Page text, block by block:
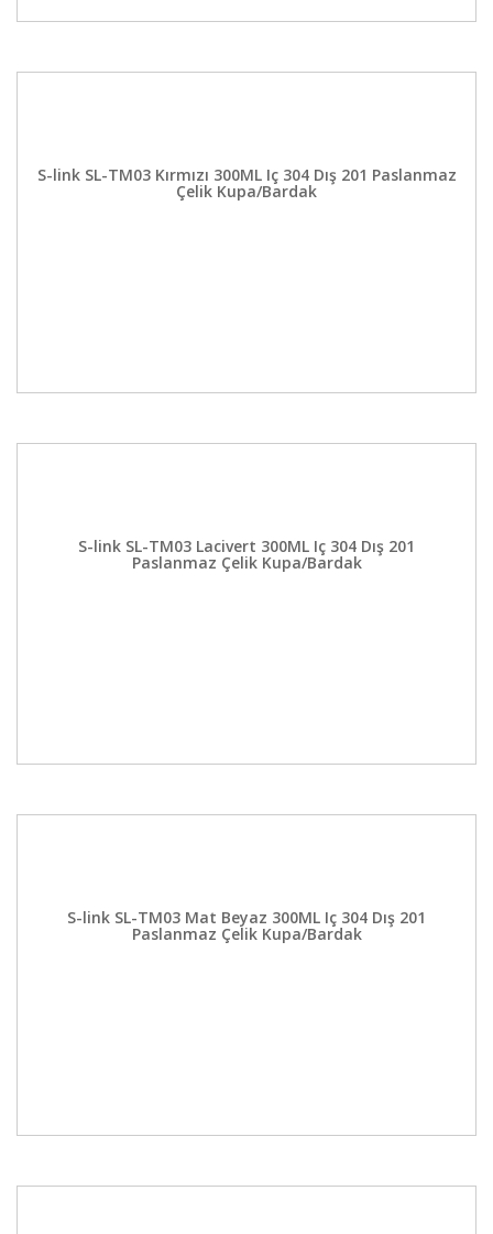
S-link SL-TM03 Kırmızı 300ML Iç 304 Dış 201 Paslanmaz
Çelik Kupa/Bardak
S-link SL-TM03 Lacivert 300ML Iç 304 Dış 201
Paslanmaz Çelik Kupa/Bardak
S-link SL-TM03 Mat Beyaz 300ML Iç 304 Dış 201
Paslanmaz Çelik Kupa/Bardak